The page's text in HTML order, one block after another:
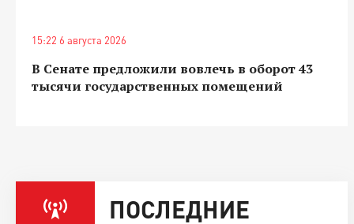
15:22 6 августа 2026
В Сенате предложили вовлечь в оборот 43
тысячи государственных помещений
ПОСЛЕДНИЕ